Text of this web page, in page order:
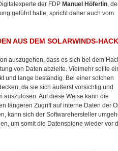
der FDP Manuel Höferlin,
geführt hatte, spricht daher auch vom
AUS DEM SOLARWINDS-HACK
auszugehen, dass es sich bei dem
von Daten abzielte. Vielmehr sollte
und lange beständig. Bei einer solchen
da sie sich äußerst vorsichtig und
auszulösen. Auf diese Weise kann die
längeren Zugriff auf interne Daten der
kann sich der Softwarehersteller
um somit die Datenspione wieder vor